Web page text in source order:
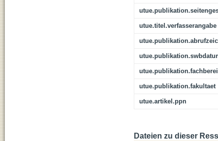
utue.titel.verfasserangabe
utue.publikation.fakultaet
utue.artikel.ppn
Dateien zu dieser